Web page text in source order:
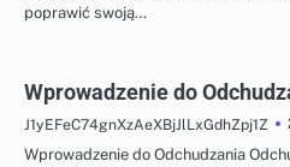
poprawić swoją…
Wprowadzenie do
J1yEFeC74gnXzAeXBjJlLxGdhZpj1Z
Wprowadzenie do Odchudzania